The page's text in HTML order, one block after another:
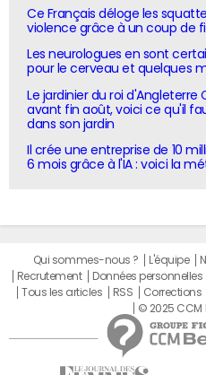
Ce Français déloge les
violence grâce à un coup de
Les neurologues en sont
pour le cerveau et quelques
Le jardinier du roi d'Angleterre
avant fin août, voici ce qu'il
dans son jardin
Il crée une entreprise de 10
6 mois grâce à l'IA : voici la
Qui sommes-nous ? L'équipe
Recrutement
Données personnelles
Tous les articles
RSS Corrections
© 2025 CCM